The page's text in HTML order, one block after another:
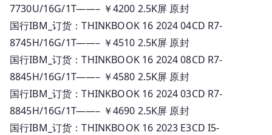
7730U/16G/1T——– ￥4200 2.5K屏 原封
国行IBM_订货：THINKBOOK 16 2024 04CD R7-
8745H/16G/1T——– ￥4510 2.5K屏 原封
国行IBM_订货：THINKBOOK 16 2024 08CD R7-
8845H/16G/1T——– ￥4580 2.5K屏 原封
国行IBM_订货：THINKBOOK 16 2024 03CD R7-
8845H/16G/1T——– ￥4690 2.5K屏 原封
国行IBM_订货：THINKBOOK 16 2023 E3CD I5-